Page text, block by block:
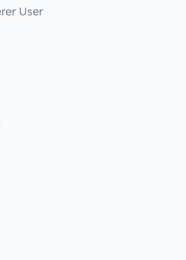
User